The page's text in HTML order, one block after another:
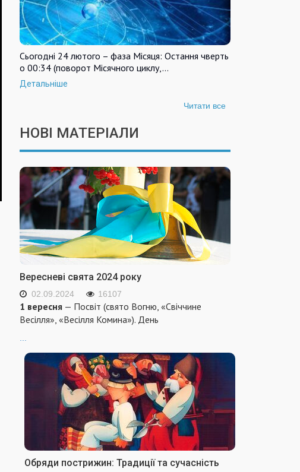
Сьогодні 24 лютого – фаза Місяця: Остання чверть
о 00:34 (поворот Місячного циклу,…
Детальніше
Читати все
НОВІ МАТЕРІАЛИ
Вересневі свята 2024 року
02.09.2024 16107
1 вересня — Посвіт (свято Вогню, «Свіччине
Весілля», «Весілля Комина»). День
...
Обряди пострижин: Традиції та сучасність